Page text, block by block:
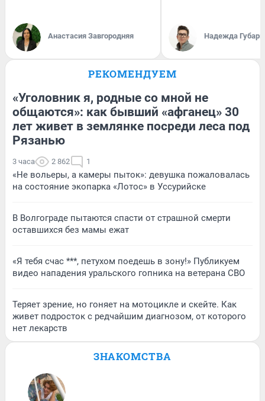
Анастасия Завгородняя Надежда Губарь
РЕКОМЕНДУЕМ
«Уголовник я, родные со мной не
общаются»: как бывший «афганец» 30
лет живет в землянке посреди леса под
Рязанью
3 часа 2 862 1
«Не вольеры, а камеры пыток»: девушка пожаловалась
на состояние экопарка «Лотос» в Уссурийске
В Волгограде пытаются спасти от страшной смерти
оставшихся без мамы ежат
«Я тебя счас ***, петухом поедешь в зону!» Публикуем
видео нападения уральского гопника на ветерана СВО
Теряет зрение, но гоняет на мотоцикле и скейте. Как
живет подросток с редчайшим диагнозом, от которого
нет лекарств
ЗНАКОМСТВА